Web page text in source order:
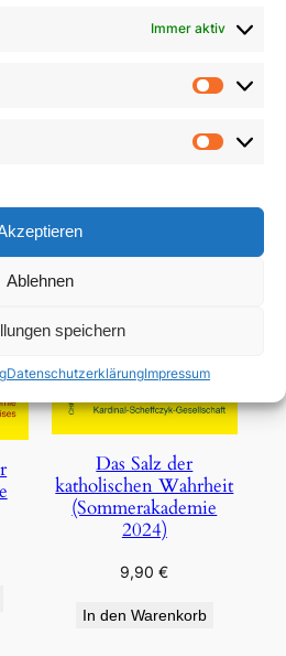
Immer aktiv
Ablehnen
speichern
DatenschutzerklärungImpressum
5,00€
Das Salz der
katholischen Wahrheit
(Sommerakademie
2024)
9,90€
In den Warenkorb